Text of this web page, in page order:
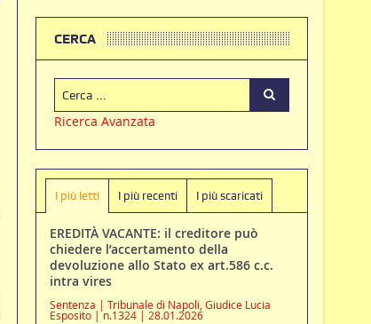
CERCA
Ricerca Avanzata
I più letti I più recenti I più scaricati
EREDITÀ VACANTE: il creditore può
chiedere l’accertamento della
devoluzione allo Stato ex art.586 c.c.
intra vires
Sentenza | Tribunale di Napoli, Giudice Lucia
Esposito | n.1324 | 28.01.2026